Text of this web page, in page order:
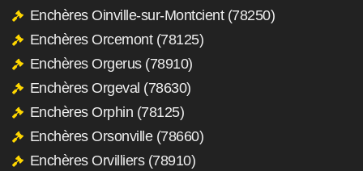
Enchères Oinville-sur-Montcient (78250)
Enchères Orcemont (78125)
Enchères Orgerus (78910)
Enchères Orgeval (78630)
Enchères Orphin (78125)
Enchères Orsonville (78660)
Enchères Orvilliers (78910)